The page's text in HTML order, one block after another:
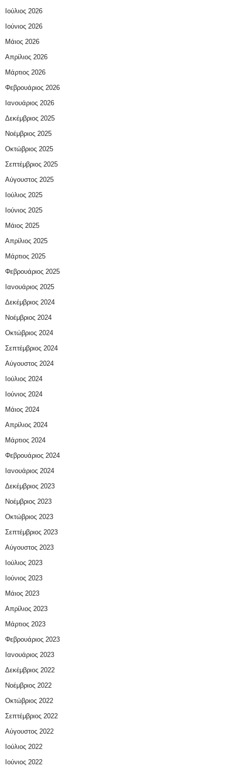
Ιούλιος 2026
Ιούνιος 2026
Μάιος 2026
Απρίλιος 2026
Μάρτιος 2026
Φεβρουάριος 2026
Ιανουάριος 2026
Δεκέμβριος 2025
Νοέμβριος 2025
Οκτώβριος 2025
Σεπτέμβριος 2025
Αύγουστος 2025
Ιούλιος 2025
Ιούνιος 2025
Μάιος 2025
Απρίλιος 2025
Μάρτιος 2025
Φεβρουάριος 2025
Ιανουάριος 2025
Δεκέμβριος 2024
Νοέμβριος 2024
Οκτώβριος 2024
Σεπτέμβριος 2024
Αύγουστος 2024
Ιούλιος 2024
Ιούνιος 2024
Μάιος 2024
Απρίλιος 2024
Μάρτιος 2024
Φεβρουάριος 2024
Ιανουάριος 2024
Δεκέμβριος 2023
Νοέμβριος 2023
Οκτώβριος 2023
Σεπτέμβριος 2023
Αύγουστος 2023
Ιούλιος 2023
Ιούνιος 2023
Μάιος 2023
Απρίλιος 2023
Μάρτιος 2023
Φεβρουάριος 2023
Ιανουάριος 2023
Δεκέμβριος 2022
Νοέμβριος 2022
Οκτώβριος 2022
Σεπτέμβριος 2022
Αύγουστος 2022
Ιούλιος 2022
Ιούνιος 2022